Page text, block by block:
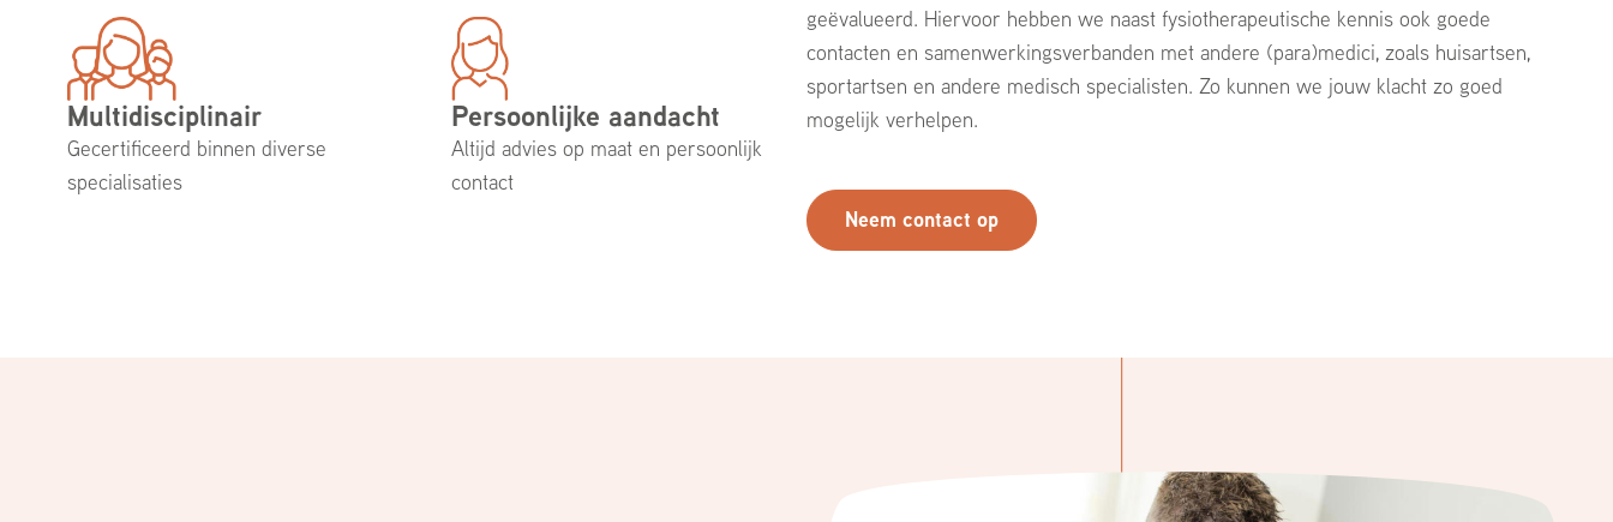
Multidisciplinair
Gecertificeerd binnen diverse
specialisaties
Persoonlijke aandacht
Altijd advies op maat en persoonlijk
contact
geëvalueerd. Hiervoor hebben we naast fysiotherapeutische kennis ook goede
contacten en samenwerkingsverbanden met andere (para)medici, zoals huisartsen,
sportartsen en andere medisch specialisten. Zo kunnen we jouw klacht zo goed
mogelijk verhelpen.
Neem contact op